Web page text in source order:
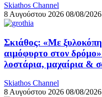
Skiathos Channel
8 Αυγούστου 2026 08/08/2026
Σκιάθος: «Με
αιμόφυρτο στον
λοστάρια, μαχαίρια &
Skiathos Channel
8 Αυγούστου 2026 08/08/2026